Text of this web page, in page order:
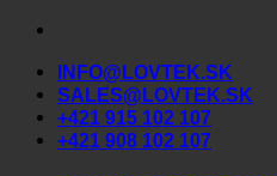
Skip
contentINFO@LOVTEK.SK
SALES@LOVTEK.SK
+421 915 102 107
+421 908 102 107